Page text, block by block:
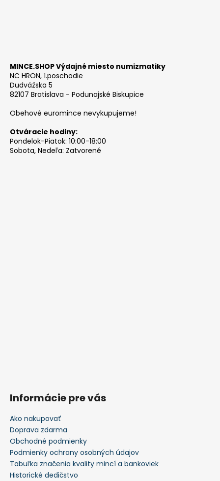
MINCE.SHOP Výdajné miesto numizmatiky
NC HRON, 1.poschodie
Dudvážska 5
82107 Bratislava - Podunajské Biskupice
Obehové euromince nevykupujeme!
Otváracie hodiny:
Pondelok-Piatok: 10:00-18:00
Sobota, Nedeľa: Zatvorené
Informácie pre vás
Ako nakupovať
Doprava zdarma
Obchodné podmienky
Podmienky ochrany osobných údajov
Tabuľka značenia kvality mincí a bankoviek
Historické dedičstvo